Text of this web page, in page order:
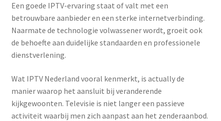
Een goede IPTV-ervaring staat of valt met een
betrouwbare aanbieder en een sterke internetverbinding.
Naarmate de technologie volwassener wordt, groeit ook
de behoefte aan duidelijke standaarden en professionele
dienstverlening.
Wat IPTV Nederland vooral kenmerkt, is actually de
manier waarop het aansluit bij veranderende
kijkgewoonten. Televisie is niet langer een passieve
activiteit waarbij men zich aanpast aan het zenderaanbod.